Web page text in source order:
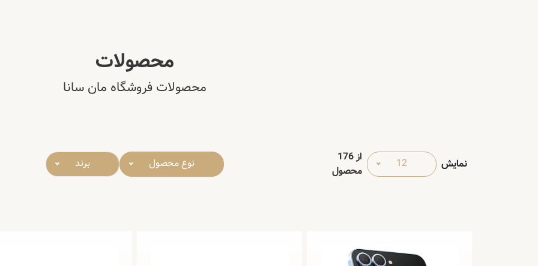
محصولات
محصولات فروشگاه مان سانا
نمایش 12 از176
محصول
نوع محصول برند